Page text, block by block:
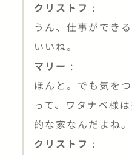
クリストフ :
うん、仕事ができ
いいね。
マリー :
ほんと。でも気を
って、ワタナベ様
的な家なんだよね。
クリストフ :